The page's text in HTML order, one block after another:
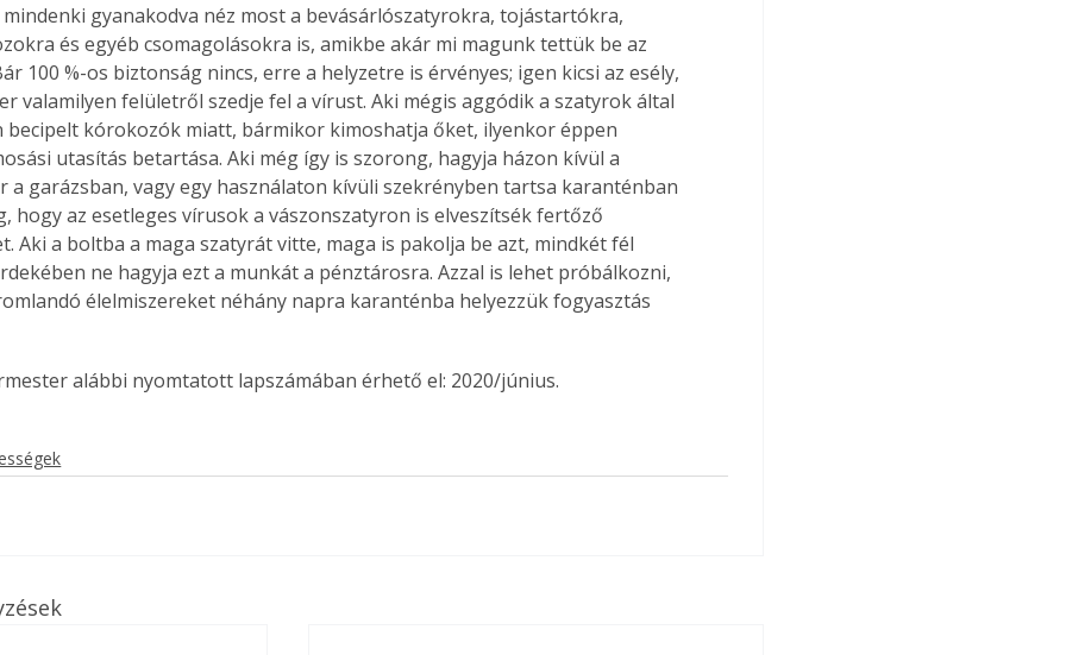
gyanakodva néz most a bevásárlószatyrokra, tojástartókra,
és egyéb csomagolásokra is, amikbe akár mi magunk tettük be az
100 %-os biztonság nincs, erre a helyzetre is érvényes; igen kicsi az esély,
valamilyen felületről szedje fel a vírust. Aki mégis aggódik a szatyrok által
becipelt kórokozók miatt, bármikor kimoshatja őket, ilyenkor éppen
utasítás betartása. Aki még így is szorong, hagyja házon kívül a
a garázsban, vagy egy használaton kívüli szekrényben tartsa karanténban
hogy az esetleges vírusok a vászonszatyron is elveszítsék fertőző
Aki a boltba a maga szatyrát vitte, maga is pakolja be azt, mindkét fél
ne hagyja ezt a munkát a pénztárosra. Azzal is lehet próbálkozni,
élelmiszereket néhány napra karanténba helyezzük fogyasztás
alábbi nyomtatott lapszámában érhető el: 2020/június.